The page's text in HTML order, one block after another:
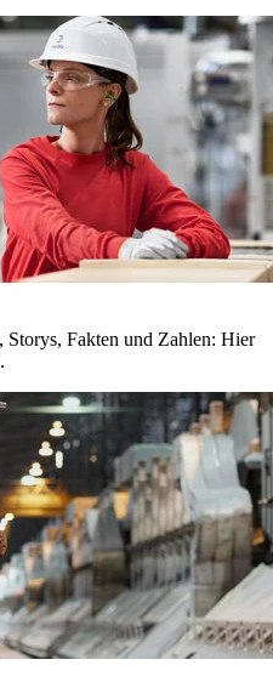
Storys, Fakten und Zahlen: Hier